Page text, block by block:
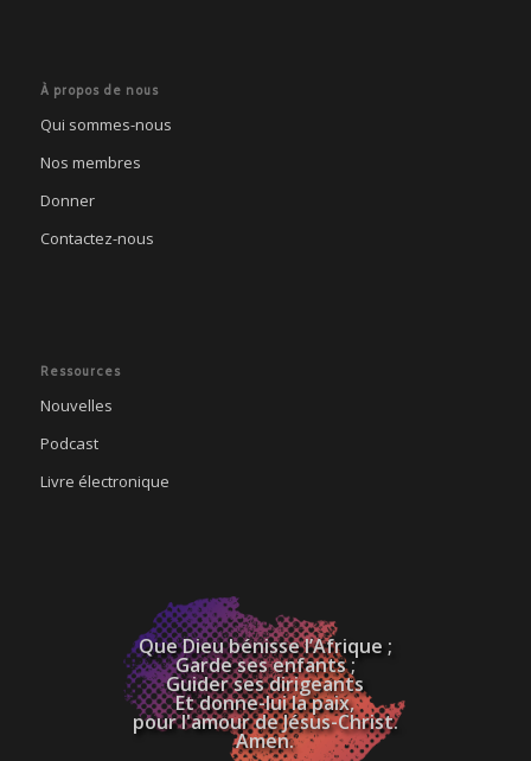
À propos de nous
Qui sommes-nous
Nos membres
Donner
Contactez-nous
Ressources
Nouvelles
Podcast
Livre électronique
Que Dieu bénisse l’Afrique ;
Garde ses enfants ;
Guider ses dirigeants
Et donne-lui la paix,
pour l'amour de Jésus-Christ.
Amen.